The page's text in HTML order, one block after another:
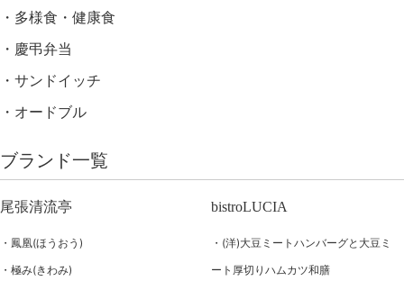
多様食・健康食
慶弔弁当
サンドイッチ
オードブル
ブランド一覧
尾張清流亭
鳳凰(ほうおう)
極み(きわみ)
bistroLUCIA
(洋)大豆ミートハンバーグと大豆ミ
ート厚切りハムカツ和膳